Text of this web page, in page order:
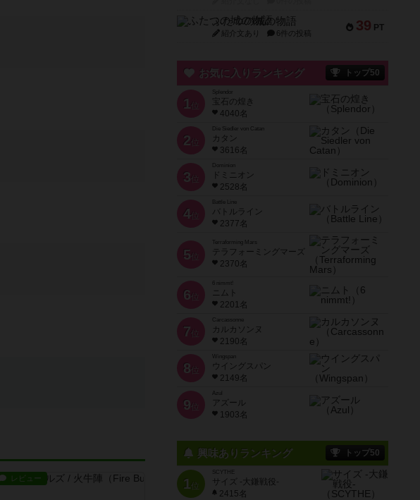
レビュー
39 PT
ふたつの城の物語
紹介文あり 6件の投稿
お気に入りランキング トップ50
1 位
宝石の煌き
4040名
2 位
Die Siedler von Catan
カタン
3616名
3 位
ドミニオン
2528名
4位
Battle Line
バトルライン
2377名
5 位
Terraforming Mars
テラフォーミングマーズ
2370名
6 位
ニムト
2201名
7 位
Carcassonne
カルカソンヌ
2190名
8 位
Wingspan
ウイングスパン
2149名
9 位
Azul
アズール
1903名
興味ありランキング トップ50
1位
SCYTHE
サイズ -大鎌戦役-
2415名